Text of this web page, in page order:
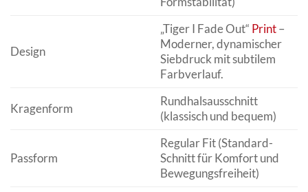
Design
„Tiger I Fade Out“ Print–
Moderner, dynamischer
Siebdruck mit subtilem
Farbverlauf.
Kragenform
Rundhalsausschnitt
(klassisch und bequem)
Passform
Regular Fit (Standard-
Schnitt für Komfort und
Bewegungsfreiheit)